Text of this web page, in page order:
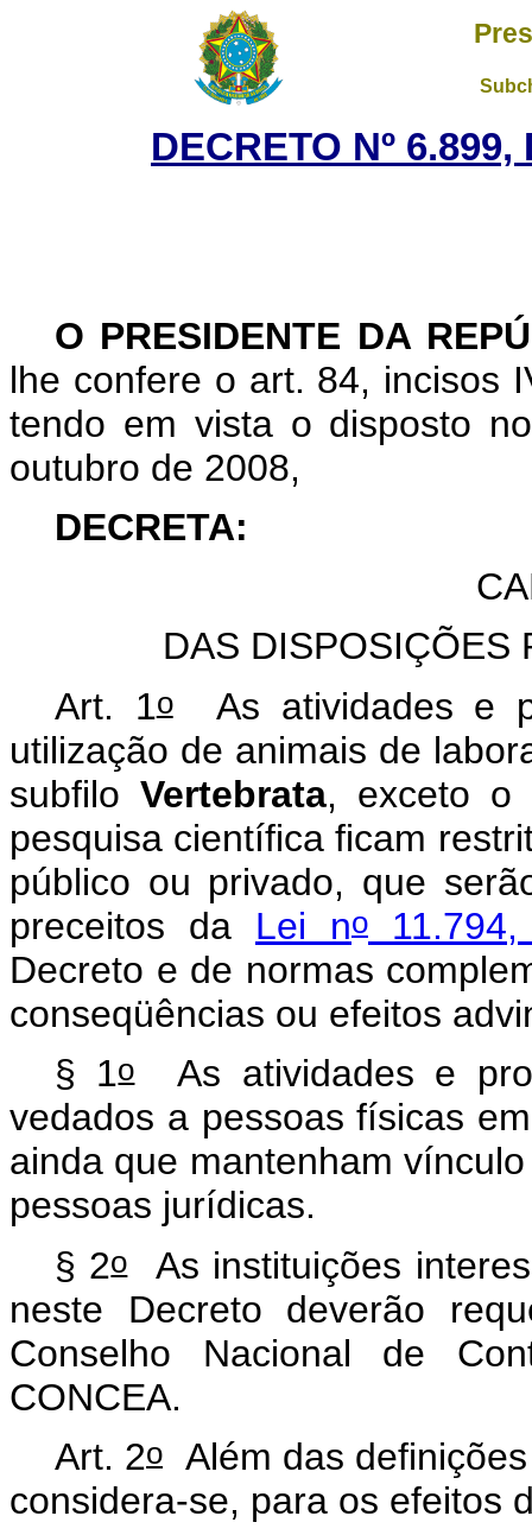
DECRETO Nº
O PRESIDENTE DA
lhe confere o art. 84, incisos
tendo em vista o disposto
outubro de 2008,
DECRETA:
DAS DISPOSIÇÕES
Art. 1oAs atividades e
utilização de animais de
subfilo Vertebrata, exceto o
pesquisa científica ficam
público ou privado, que
preceitos da Lei no
Decreto e de normas
conseqüências ou efeitos
§ 1oAs atividades e
vedados a pessoas físicas
ainda que mantenham
pessoas jurídicas.
§ 2oAs instituições
neste Decreto deverão
Conselho Nacional de
CONCEA.
Art. 2o
Além das
considera-se, para os efeitos